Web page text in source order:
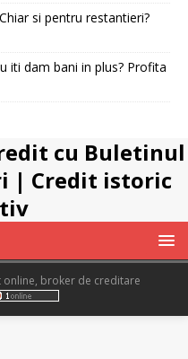
si pentru restantieri?
iti dam bani in plus? Profita
cu Buletinul
| Credit istoric
broker de creditare